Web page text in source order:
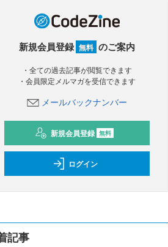
新規会員登録 無料 のご案内
・全ての過去記事が閲覧できます
・会員限定メルマガを受信できます
メールバックナンバー
新規会員登録 無料
ログイン
記事